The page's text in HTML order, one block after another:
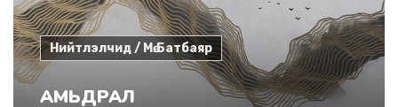
Нийтлэлчид / Мө.Батбаяр
АМЬДРАЛ